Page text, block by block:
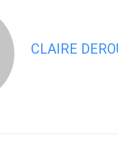
CLAIRE